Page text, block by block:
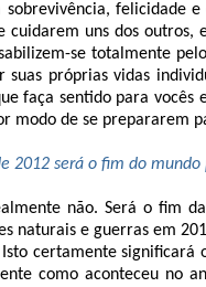
sobrevivência, felicidade
cuidarem uns dos outros,
se totalmente
suas próprias vidas
faça sentido para vocês
modo de se prepararem
2012 será o fim do mundo
não. Será o fim
naturais e guerras em
certamente significará
como aconteceu no